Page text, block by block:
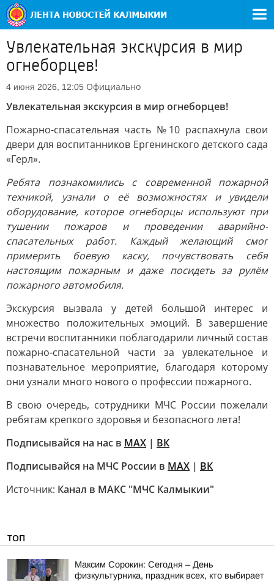
Увлекательная экскурсия в мир
огнеборцев!
4 июня 2026, 12:05 Официально
Увлекательная экскурсия в мир огнеборцев!
Пожарно-спасательная часть №10 распахнула свои
двери для воспитанников Ергенинского детского сада
«Герл».
Ребята познакомились с современной пожарной
техникой, узнали о её возможностях и увидели
оборудование, которое огнеборцы используют при
тушении пожаров и проведении аварийно-
спасательных работ. Каждый желающий смог
примерить боевую каску, почувствовать себя
настоящим пожарным и даже посидеть за рулём
пожарного автомобиля.
Экскурсия вызвала у детей большой интерес и
множество положительных эмоций. В завершение
встречи воспитанники поблагодарили личный состав
пожарно-спасательной части за увлекательное и
познавательное мероприятие, благодаря которому
они узнали много нового о профессии пожарного.
В свою очередь, сотрудники МЧС России пожелали
ребятам крепкого здоровья и безопасного лета!
Подписывайся на нас в MAX | ВК
Подписывайся на МЧС России в MAX | ВК
Источник: Канал в МАКС "МЧС Калмыкии"
ТОП
Максим Сорокин: Сегодня – День
физкультурника, праздник всех, кто выбирает